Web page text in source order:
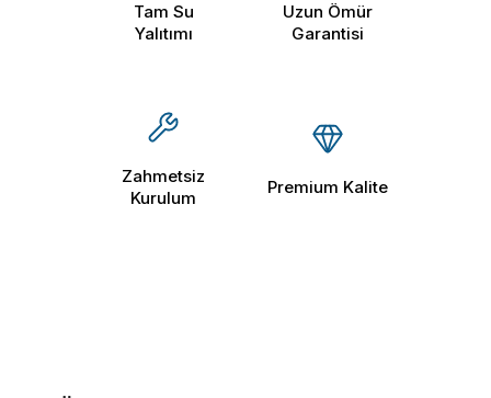
Tam Su
Yalıtımı
Uzun Ömür
Garantisi
Zahmetsiz
Kurulum
Premium Kalite